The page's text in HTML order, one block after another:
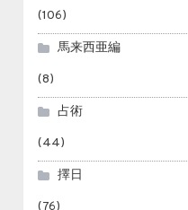
(106)
馬来西亜編
(8)
占術
(44)
擇日